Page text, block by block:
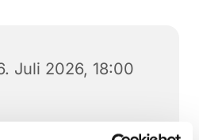
Juli 2026, 18:00